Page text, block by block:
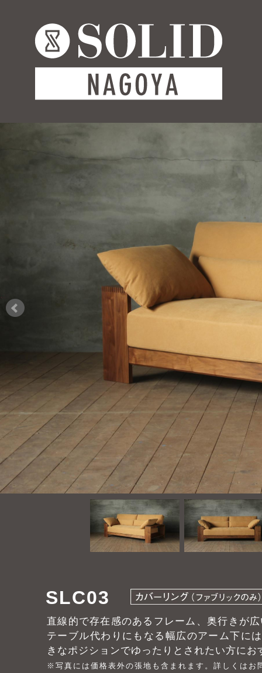
SLC03
直線的で存在感のあるフレーム、奥行きが
テーブル代わりにもなる幅広のアーム下に
きなポジションでゆったりとされたい方にお
※写真には価格表外の張地も含まれます。詳しくはお